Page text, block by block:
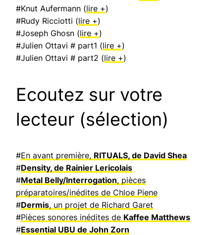
#Knut Aufermann (lire +)
#Rudy Ricciotti (lire +)
#Joseph Ghosn (lire +)
#Julien Ottavi # part1 (lire +)
#Julien Ottavi # part2 (lire +)
Ecoutez sur votre
lecteur (sélection)
#En avant première, RITUALS, de David Shea
#Density, de Rainier Lericolais
#Metal Belly/Interrogation, pièces
préparatoires/inédites de Chloe Piene
#Dermis, un projet de Richard Garet
#Pièces sonores inédites de Kaffee Matthews
#Essential UBU de John Zorn